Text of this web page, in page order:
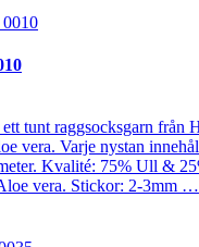
tunt raggsocksgarn från
vera. Varje nystan
Kvalité: 75% Ull &
vera. Stickor: 2-3mm …